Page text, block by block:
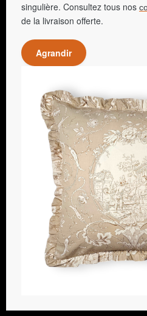
singulière. Consultez tous nos
de la livraison offerte.
Agrandir